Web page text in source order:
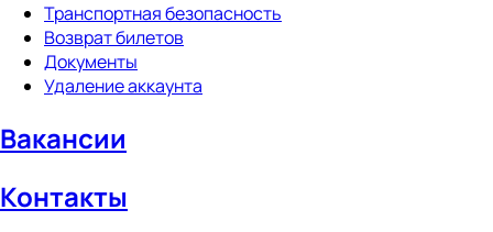
Транспортная безопасность
Возврат билетов
Документы
Удаление аккаунта
Вакансии
Контакты